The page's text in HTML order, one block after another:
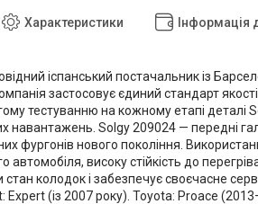
Характеристики Інформація
іспанський постачальник із
застосовує єдиний стандарт
тестуванню на кожному етапі деталі
навантажень. Solgy 209024 — передні
фургонів нового покоління.
автомобіля, високу стійкість до
колодок і забезпечує своєчасне
Expert (із 2007 року). Toyota: Proace